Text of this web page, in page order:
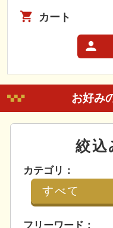
カート
お好み
絞込
カテゴリ：
フリーワード：